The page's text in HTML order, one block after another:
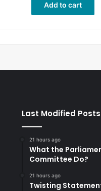
Add to cart
Last Modified Posts
21 hours ago
What the
Committee Do?
21 hours ago
Twisting